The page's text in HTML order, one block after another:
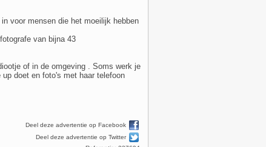
voor mensen die het moeilijk hebben
van bijna 43
of in de omgeving . Soms werk je
doet en foto's met haar telefoon
Deel deze advertentie op Facebook
Deel deze advertentie op Twitter